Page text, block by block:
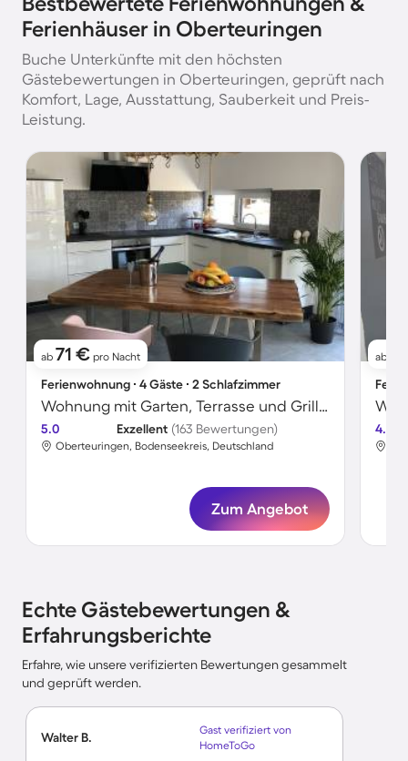
Ferienhäuser in Oberteuringen
Buche Unterkünfte mit den höchsten
Gästebewertungen in Oberteuringen, geprüft nach
Komfort, Lage, Ausstattung, Sauberkeit und Preis-
Leistung.
ab 71 € pro Nacht
Ferienwohnung ∙ 4 Gäste ∙ 2 Schlafzimmer
Wohnung mit Garten, Terrasse und Grill | Seeblick
5.0 Exzellent (163 Bewertungen)
Oberteuringen, Bodenseekreis, Deutschland
Zum Angebot
ab
4.7
Echte Gästebewertungen &
Erfahrungsberichte
Erfahre, wie unsere verifizierten Bewertungen gesammelt
und geprüft werden.
Walter B.
Gast verifiziert von
HomeToGo